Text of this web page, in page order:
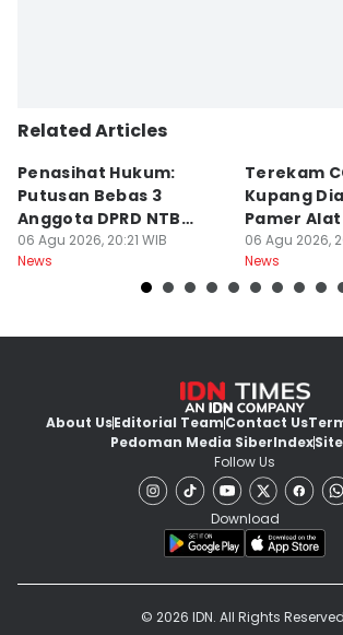
Related Articles
Penasihat Hukum:
Putusan Bebas 3
Anggota DPRD NTB
Bersifat Final
06 Agu 2026, 20:21 WIB
News
Terekam
Kupang
Pamer
Kios
06 Agu 2026,
News
About UsEditorial TeamContact Us
Pedoman Media SiberIndex
Follow Us
Download
© 2026 IDN. All Rights